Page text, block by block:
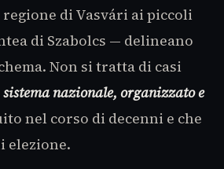
di Vasvári ai piccoli
di Szabolcs — delineano
Non si tratta di casi
sistema nazionale, organizzato e
nel corso di decenni e che
elezione.